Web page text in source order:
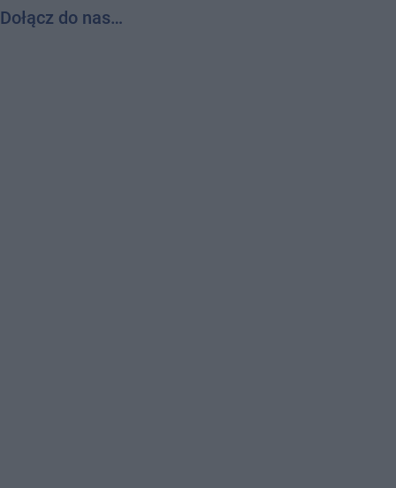
Dołącz do nas…